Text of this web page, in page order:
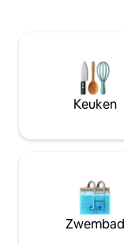
handdoeken,
kluis, inbraakdeur,
inchecken. Er is
Keuken
Zwembad